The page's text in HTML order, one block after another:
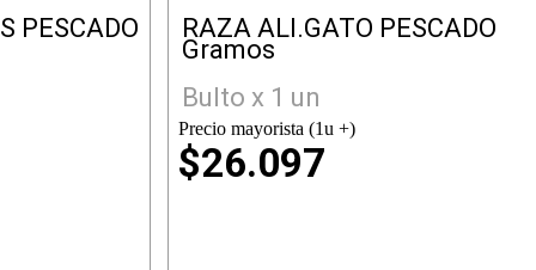
PESCADO RAZA ALI.GATO PESCADO
Gramos
Bulto x 1 un
Precio mayorista (1u +)
$26.097